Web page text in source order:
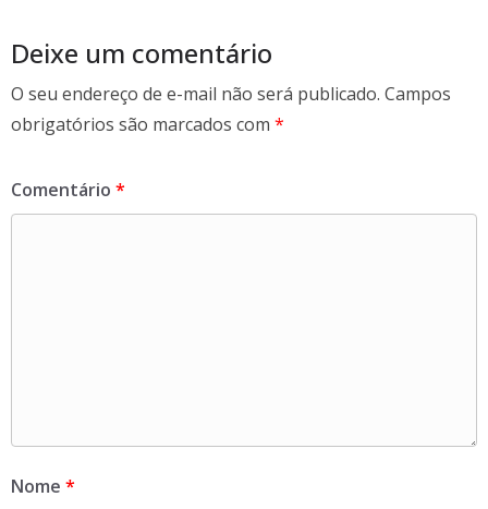
k
Deixe um comentário
O seu endereço de e-mail não será publicado. Campos
obrigatórios são marcados com *
Comentário *
Nome *